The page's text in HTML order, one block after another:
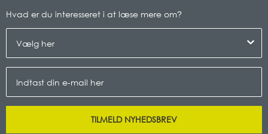
Hvad er du interesseret i at læse mere om?
TILMELD NYHEDSBREV